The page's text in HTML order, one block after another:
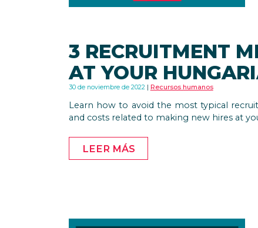
3 RECRUITMENT
AT YOUR
30 de noviembre de 2022 Recursos humanos
Learn how to avoid the most typical
and costs related to making new hires at
LEER MÁS